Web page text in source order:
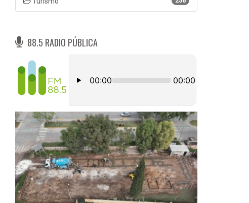
88.5 RADIO PÚBLICA